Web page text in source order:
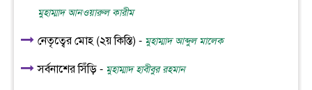
মুহাম্মাদ আনওয়ারুল কারীম
নেতৃত্বের মোহ (২য় কিস্তি) - মুহাম্মাদ আব্দুল মালেক
সর্বনাশের সিঁড়ি - মুহাম্মাদ হাবীবুর রহমান